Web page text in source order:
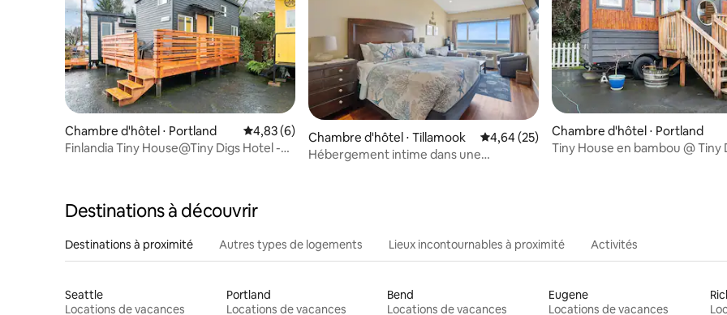
Chambre d'hôtel ⋅ Portland Évaluation moyenne sur la base de 6 commentaires : 4,83 sur 5
4,83 (6)
Finlandia Tiny House@Tiny Digs Hotel -
Chambre d'hôtel ⋅ Tillamook Évaluation moyenne sur la base de 25
4,64 (25)
Hébergement intime dans une
Chambre d'hôtel ⋅ Portland
Tiny House en bambou @ Tiny
Destinations à découvrir
Destinations à proximité Autres types de logements Lieux incontournables à proximité Activités
Seattle
Locations de vacances
Portland
Locations de vacances
Bend
Locations de vacances
Eugene
Locations de vacances